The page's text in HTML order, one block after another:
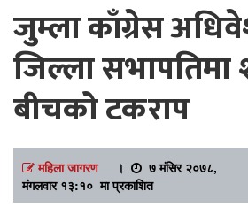
जुम्ला काँग्रेस
जिल्ला सभापतिमा
बीचको टकराप
महिला जागरण।
७ मंसिर २०७८,
मंगलवार १३:१० मा प्रकाशित